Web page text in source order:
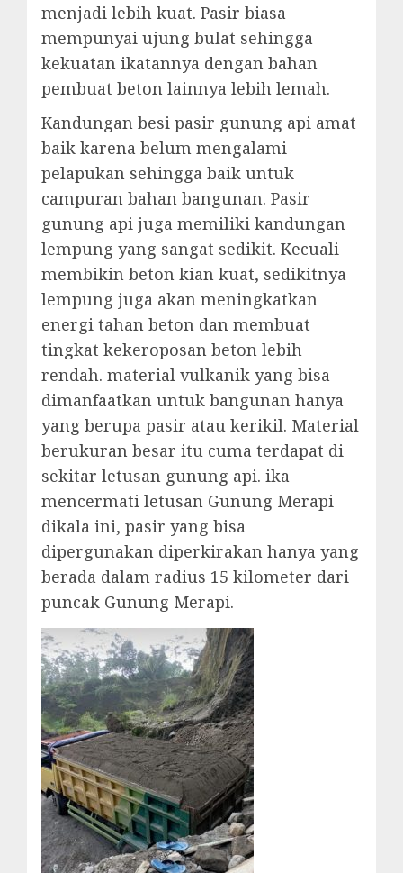
menjadi lebih kuat. Pasir biasa
mempunyai ujung bulat sehingga
kekuatan ikatannya dengan bahan
pembuat beton lainnya lebih lemah.
Kandungan besi pasir gunung api amat
baik karena belum mengalami
pelapukan sehingga baik untuk
campuran bahan bangunan. Pasir
gunung api juga memiliki kandungan
lempung yang sangat sedikit. Kecuali
membikin beton kian kuat, sedikitnya
lempung juga akan meningkatkan
energi tahan beton dan membuat
tingkat kekeroposan beton lebih
rendah. material vulkanik yang bisa
dimanfaatkan untuk bangunan hanya
yang berupa pasir atau kerikil. Material
berukuran besar itu cuma terdapat di
sekitar letusan gunung api. ika
mencermati letusan Gunung Merapi
dikala ini, pasir yang bisa
dipergunakan diperkirakan hanya yang
berada dalam radius 15 kilometer dari
puncak Gunung Merapi.